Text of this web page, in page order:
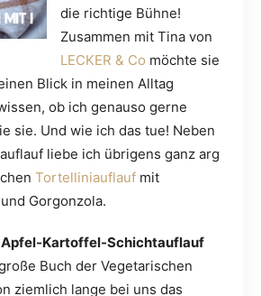
die richtige Bühne!
Zusammen mit Tina von
LECKER & Co möchte sie
Blick in meinen Alltag
ob ich genauso gerne
sie. Und wie ich das tue! Neben
liebe ich übrigens ganz arg
Tortelliniauflauf mit
Gorgonzola.
Apfel-Kartoffel-Schichtauflauf
Buch der Vegetarischen
ziemlich lange bei uns das